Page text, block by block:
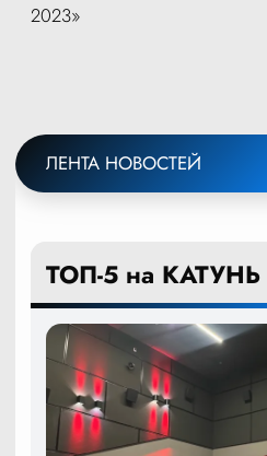
2023»
ЛЕНТА НОВОСТЕЙ
ТОП-5 на